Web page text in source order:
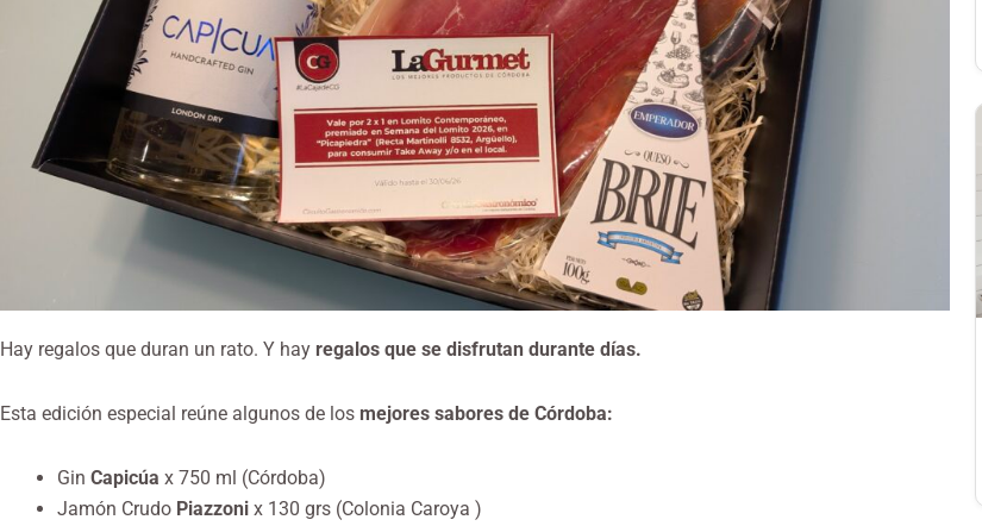
Hay regalos que duran un rato. Y hay regalos que se disfrutan durante días.
Esta edición especial reúne algunos de los mejores sabores de Córdoba:
Gin Capicúa x 750 ml (Córdoba)
Jamón Crudo Piazzoni x 130 grs (Colonia Caroya )